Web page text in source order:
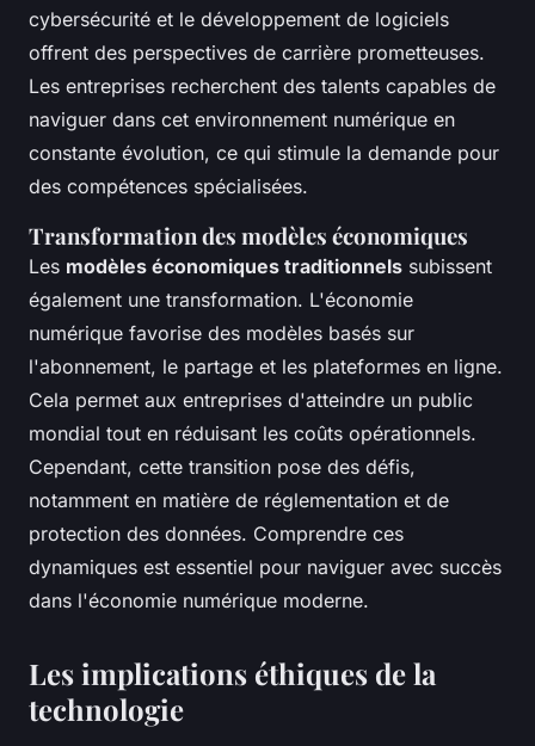
cybersécurité et le développement de logiciels
offrent des perspectives de carrière prometteuses.
Les entreprises recherchent des talents capables de
naviguer dans cet environnement numérique en
constante évolution, ce qui stimule la demande pour
des compétences spécialisées.
Transformation des modèles économiques
Les modèles économiques traditionnels subissent
également une transformation. L'économie
numérique favorise des modèles basés sur
l'abonnement, le partage et les plateformes en ligne.
Cela permet aux entreprises d'atteindre un public
mondial tout en réduisant les coûts opérationnels.
Cependant, cette transition pose des défis,
notamment en matière de réglementation et de
protection des données. Comprendre ces
dynamiques est essentiel pour naviguer avec succès
dans l'économie numérique moderne.
Les implications éthiques de la
technologie